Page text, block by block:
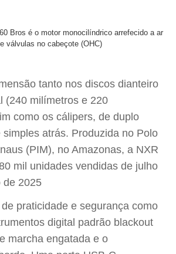
Bros é o motor monocilíndrico arrefecido a ar
válvulas no cabeçote (OHC)
tanto nos discos dianteiro
(240 milímetros e 220
como os cálipers, de duplo
simples atrás. Produzida no Polo
(PIM), no Amazonas, a NXR
mil unidades vendidas de julho
de 2025
praticidade e segurança como
digital padrão blackout
marcha engatada e o